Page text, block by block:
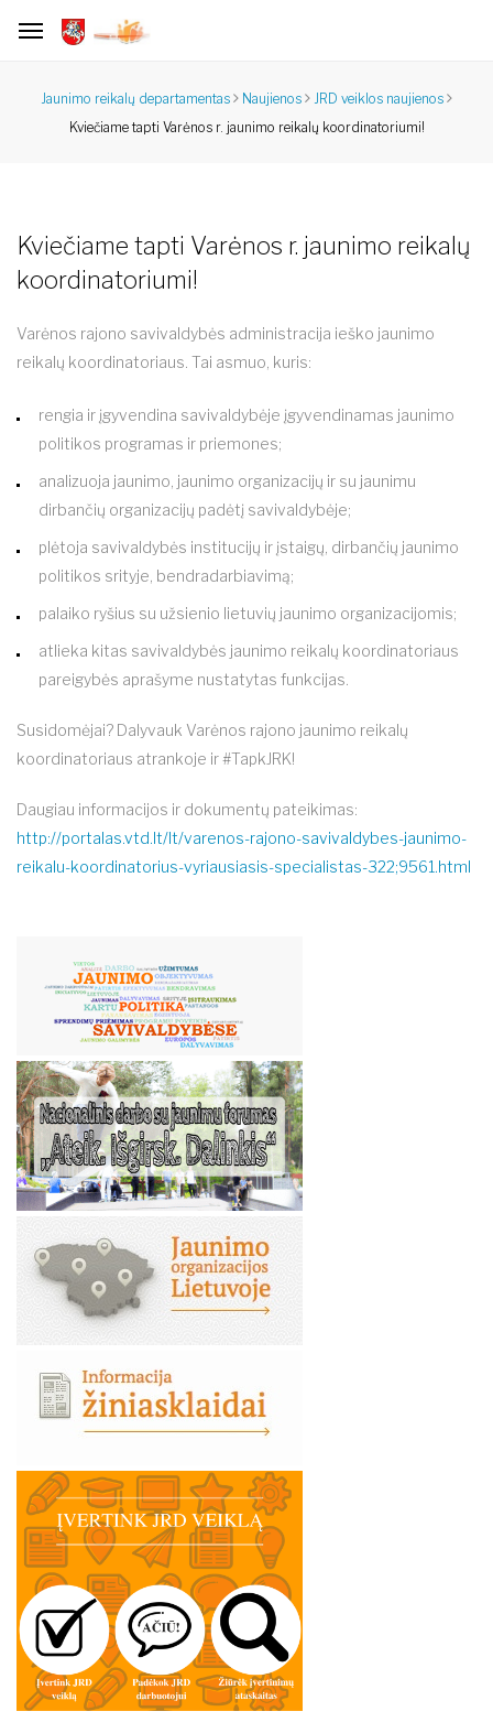
Jaunimo reikalų departamentas Naujienos
JRD veiklos naujienos
Kviečiame tapti Varėnos r. jaunimo reikalų koordinatoriumi!
Kviečiame tapti Varėnos r. jaunimo reikalų
koordinatoriumi!
Varėnos rajono savivaldybės administracija ieško jaunimo
reikalų koordinatoriaus. Tai asmuo, kuris:
rengia ir įgyvendina savivaldybėje įgyvendinamas jaunimo
politikos programas ir priemones;
analizuoja jaunimo, jaunimo organizacijų ir su jaunimu
dirbančių organizacijų padėtį savivaldybėje;
plėtoja savivaldybės institucijų ir įstaigų, dirbančių jaunimo
politikos srityje, bendradarbiavimą;
palaiko ryšius su užsienio lietuvių jaunimo organizacijomis;
atlieka kitas savivaldybės jaunimo reikalų koordinatoriaus
pareigybės aprašyme nustatytas funkcijas.
Susidomėjai? Dalyvauk Varėnos rajono jaunimo reikalų
koordinatoriaus atrankoje ir #TapkJRK!
Daugiau informacijos ir dokumentų pateikimas:
http://portalas.vtd.lt/lt/varenos-rajono-savivaldybes-jaunimo-
reikalu-koordinatorius-vyriausiasis-specialistas-322;9561.html